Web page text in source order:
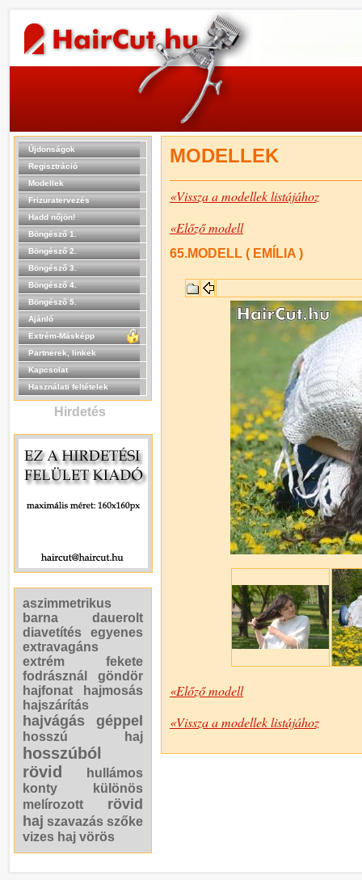
Újdonságok
Regisztráció
Modellek
Frizuratervezés
Hadd nőjön!
Böngésző 1.
Böngésző 2.
Böngésző 3.
Böngésző 4.
Böngésző 5.
Ajánló
Extrém-Másképp
Partnerek, linkek
Kapcsolat
Használati feltételek
Hirdetés
aszimmetrikus
barna
dauerolt
diavetítés
egyenes
extravagáns
extrém
fekete
fodrásznál
göndör
hajfonat
hajmosás
hajszárítás
hajvágás géppel
hosszú haj
hosszúból
rövid
hullámos
konty
különös
melírozott
rövid
haj szavazás szőke
vizes haj vörös
MODELLEK
«Vissza a modellek listájához
«Előző modell
65.MODELL ( EMÍLIA )
«Előző modell
«Vissza a modellek listájához